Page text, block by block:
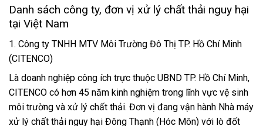
Danh sách công ty, đơn vị xử lý chất thải nguy hại
tại Việt Nam
1. Công ty TNHH MTV Môi Trường Đô Thị TP. Hồ Chí Minh
(CITENCO)
Là doanh nghiệp công ích trực thuộc UBND TP. Hồ Chí Minh,
CITENCO có hơn 45 năm kinh nghiệm trong lĩnh vực vệ sinh
môi trường và xử lý chất thải. Đơn vị đang vận hành Nhà máy
xử lý chất thải nguy hại Đông Thạnh (Hóc Môn) với lò đốt